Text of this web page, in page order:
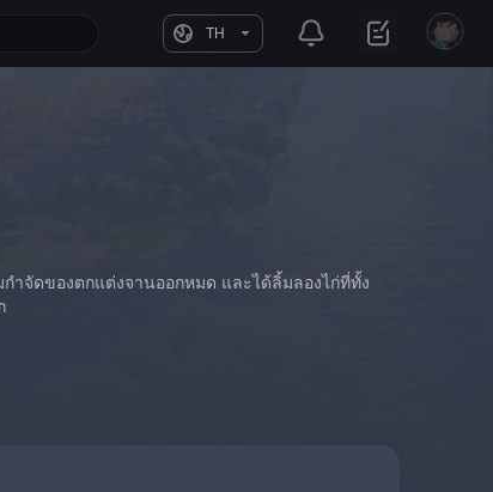
TH
จัดของตกแต่งจานออกหมด และได้ลิ้มลองไก่ที่ทั้ง